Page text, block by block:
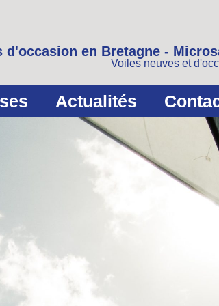
d'occasion en Bretagne -
Voiles neuves et
Actualités